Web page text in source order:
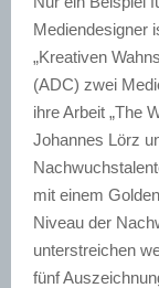
Mediendesigner
„Kreativen
(ADC) zwei
ihre Arbeit „The
Johannes Lörz
mit einem
Niveau der
unterstreichen
fünf